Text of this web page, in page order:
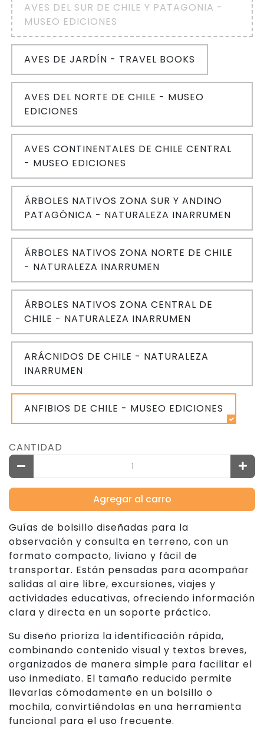
AVES DEL SUR DE CHILE Y PATAGONIA -
MUSEO EDICIONES
AVES DE JARDÍN - TRAVEL BOOKS
AVES DEL NORTE DE CHILE - MUSEO
EDICIONES
AVES CONTINENTALES DE CHILE CENTRAL
- MUSEO EDICIONES
ÁRBOLES NATIVOS ZONA SUR Y ANDINO
PATAGÓNICA - NATURALEZA INARRUMEN
ÁRBOLES NATIVOS ZONA NORTE DE CHILE
- NATURALEZA INARRUMEN
ÁRBOLES NATIVOS ZONA CENTRAL DE
CHILE - NATURALEZA INARRUMEN
ARÁCNIDOS DE CHILE - NATURALEZA
INARRUMEN
ANFIBIOS DE CHILE - MUSEO EDICIONES
CANTIDAD
Agregar al carro
Guías de bolsillo diseñadas para la
observación y consulta en terreno, con un
formato compacto, liviano y fácil de
transportar. Están pensadas para acompañar
salidas al aire libre, excursiones, viajes y
actividades educativas, ofreciendo información
clara y directa en un soporte práctico.
Su diseño prioriza la identificación rápida,
combinando contenido visual y textos breves,
organizados de manera simple para facilitar el
uso inmediato. El tamaño reducido permite
llevarlas cómodamente en un bolsillo o
mochila, convirtiéndolas en una herramienta
funcional para el uso frecuente.